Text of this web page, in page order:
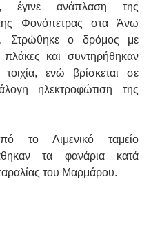
έγινε ανάπλαση της
Φονόπετρας στα Άνω
Στρώθηκε ο δρόμος με
πλάκες και συντηρήθηκαν
τοιχία, ενώ βρίσκεται σε
ηλεκτροφώτιση της
το Λιμενικό ταμείο
τα φανάρια κατά
του Μαρμάρου.